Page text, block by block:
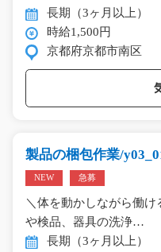
長期（3ヶ月以上）
時給1,500円
京都府京都市南区
製品の梱包作業/
NEW 急募
＼体を動かしながら働
や検品、器具の洗浄…
長期（3ヶ月以上）